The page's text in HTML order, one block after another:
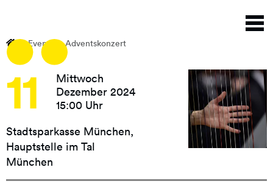
InhaltEvents Adventskonzert
11
Mittwoch
Dezember 2024
15:00 Uhr
Stadtsparkasse München,
Hauptstelle im Tal
München